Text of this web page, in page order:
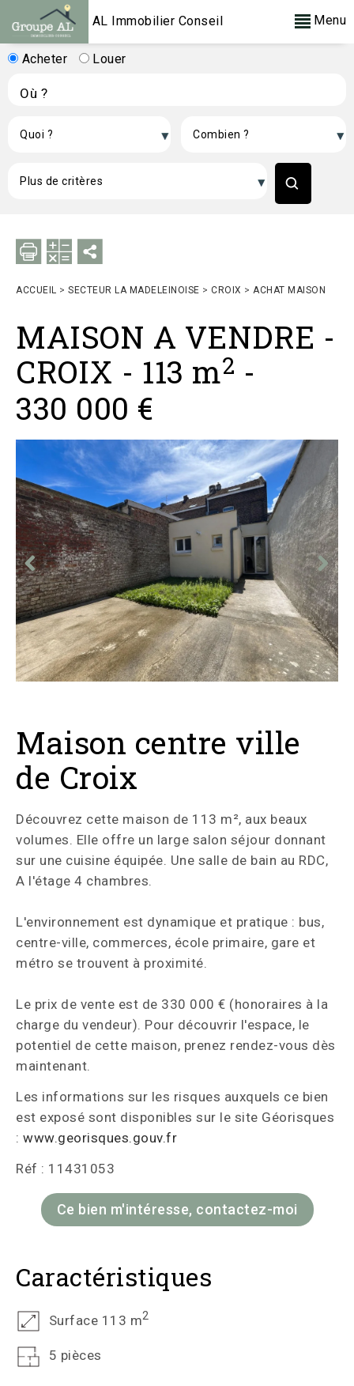
AL Immobilier Conseil Menu
Acheter Louer
ACCUEIL > SECTEUR LA MADELEINOISE > CROIX > ACHAT MAISON
MAISON A VENDRE -
CROIX - 113 m2 -
330 000 €
Maison centre ville
de Croix
Découvrez cette maison de 113 m², aux beaux
volumes. Elle offre un large salon séjour donnant
sur une cuisine équipée. Une salle de bain au RDC,
A l'étage 4 chambres.
L'environnement est dynamique et pratique : bus,
centre-ville, commerces, école primaire, gare et
métro se trouvent à proximité.
Le prix de vente est de 330 000 € (honoraires à la
charge du vendeur). Pour découvrir l'espace, le
potentiel de cette maison, prenez rendez-vous dès
maintenant.
Les informations sur les risques auxquels ce bien
est exposé sont disponibles sur le site Géorisques
: www.georisques.gouv.fr
Réf : 11431053
Ce bien m'intéresse, contactez-moi
Caractéristiques
Surface 113 m2
5 pièces